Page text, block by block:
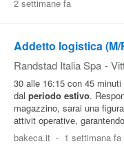
2 settimane fa
Addetto logistica (M/
Randstad Italia Spa -
30 alle 16:15 con 45
dal periodo estivo.
magazzino, sarai una
attivit operative,
bakeca.it - 1 settimana fa